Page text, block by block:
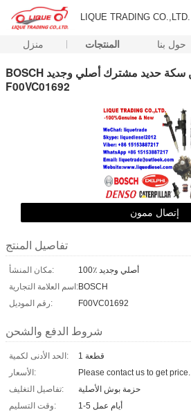
LIQUE TRADING CO.,LTD.
منزل المنتجات حول بنا
BOSCH صمام حاقن سكة حديد مشترك أصلي وجديد
F00VC01692
إتصال ممون
تفاصيل المنتج
مكان المنشأ:
100٪ أصلي وجديد
اسم العلامة التجارية:BOSCH
رقم الموديل:
F00VC01692
شروط الدفع والشحن
الحد الأدنى لكمية:
1 قطعة
الأسعار:
Please contact us to get price.
تفاصيل التغليف:
حزمة بوش الأصلية
وقت التسليم:
1-5 أيام عمل